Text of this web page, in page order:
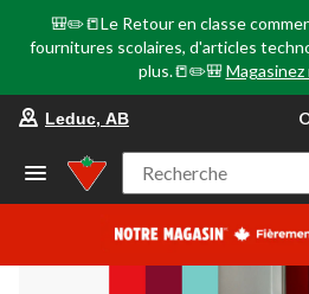
🎒✏️📒Le Retour en classe
fournitures scolaires, d'articles
plus.📒✏️🎒
AB,
Leduc, AB
Recherche